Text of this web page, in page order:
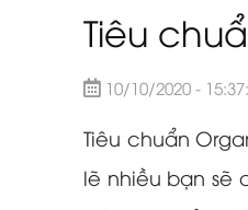
Tiêu
10/10/2020 -
Tiêu chuẩn
lẽ nhiều bạn sẽ